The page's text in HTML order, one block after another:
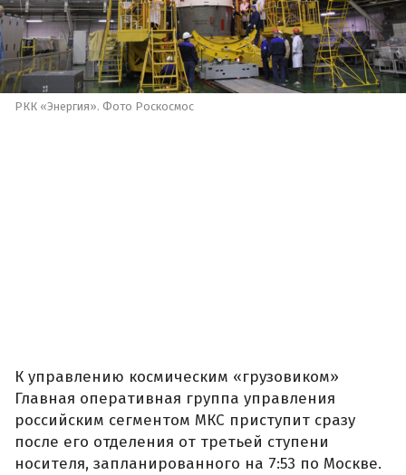
РКК «Энергия». Фото Роскосмос
К управлению космическим «грузовиком»
Главная оперативная группа управления
российским сегментом МКС приступит сразу
после его отделения от третьей ступени
носителя, запланированного на 7:53 по Москве.